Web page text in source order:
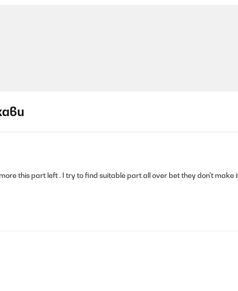
this part left . I try to find suitable part all over bet they don't make